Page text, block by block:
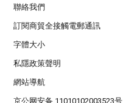
聯絡我們
訂閱商貿全接觸電郵通訊
字體大小
私隱政策聲明
網站導航
京公网安备 11010102003523号